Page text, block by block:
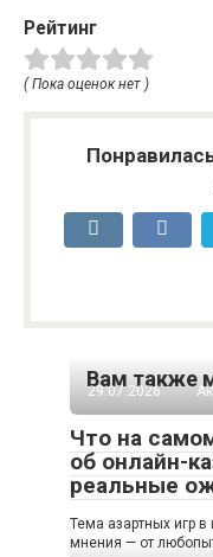
Рейтинг
( Пока оценок нет )
Вам также
29.07.2026
Что на
об онлайн-
реальные
Тема азартных игр
мнения — от